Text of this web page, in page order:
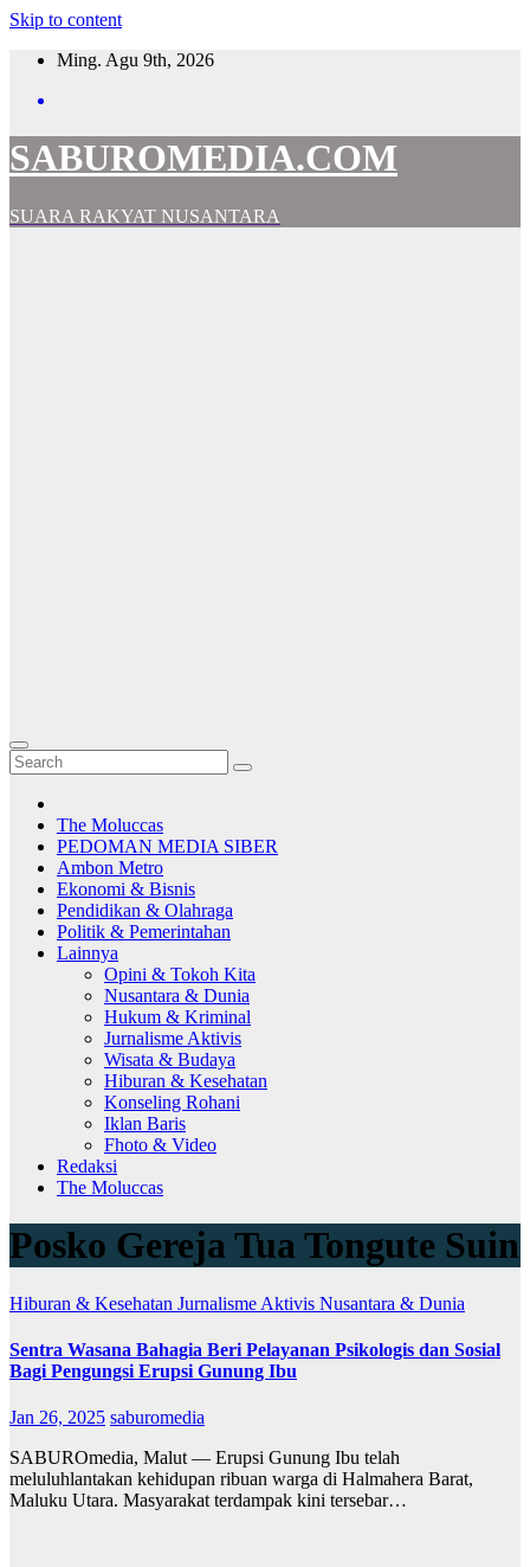
Skip to content
Ming. Agu 9th, 2026
SABUROMEDIA.COM
SUARA RAKYAT NUSANTARA
The Moluccas
PEDOMAN MEDIA SIBER
Ambon Metro
Ekonomi & Bisnis
Pendidikan & Olahraga
Politik & Pemerintahan
Lainnya
Opini & Tokoh Kita
Nusantara & Dunia
Hukum & Kriminal
Jurnalisme Aktivis
Wisata & Budaya
Hiburan & Kesehatan
Konseling Rohani
Iklan Baris
Fhoto & Video
Redaksi
The Moluccas
Posko Gereja Tua Tongute Suin
Hiburan & Kesehatan Jurnalisme Aktivis Nusantara & Dunia
Sentra Wasana Bahagia Beri Pelayanan Psikologis dan Sosial
Bagi Pengungsi Erupsi Gunung Ibu
Jan 26, 2025 saburomedia
SABUROmedia, Malut — Erupsi Gunung Ibu telah
meluluhlantakan kehidupan ribuan warga di Halmahera Barat,
Maluku Utara. Masyarakat terdampak kini tersebar…